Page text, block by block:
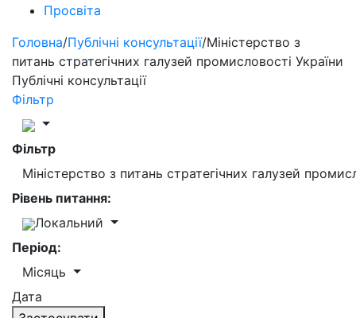
Просвіта
Головна/Публічні консультації/Міністерство з
питань стратегічних галузей промисловості України
Публічні консультації
Фільтр
Фільтр
Міністерство з питань стратегічних галузей
Рівень питання:
Локальний
Період:
Місяць
Дата